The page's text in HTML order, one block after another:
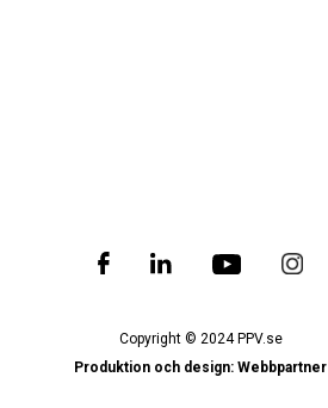
Copyright © 2024 PPV.se
Produktion och design: Webbpartner